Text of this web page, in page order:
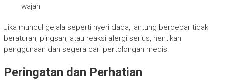
wajah
Jika muncul gejala seperti nyeri dada, jantung berdebar tidak
beraturan, pingsan, atau reaksi alergi serius, hentikan
penggunaan dan segera cari pertolongan medis.
Peringatan dan Perhatian